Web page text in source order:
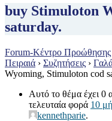
buy Stimuloton
saturday.
Forum-Κέντρο
Πειραιά › Συζητήσεις ›
Wyoming, Stimuloton cod
Αυτό το θέμα έχει 0
τελευταία φορά 10
kennethparie.